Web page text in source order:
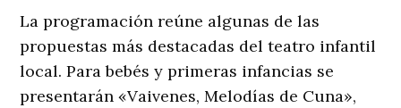
La programación reúne algunas de las
propuestas más destacadas del teatro infantil
local. Para bebés y primeras infancias se
presentarán «Vaivenes, Melodías de Cuna»,